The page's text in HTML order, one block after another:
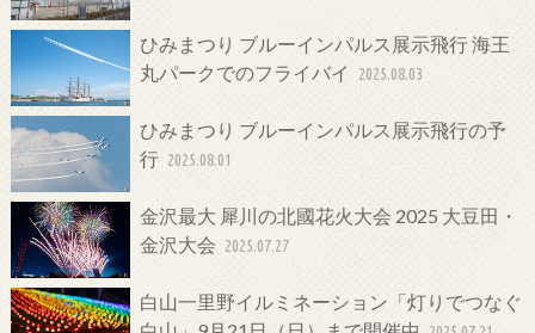
ひみまつり ブルーインパルス展示飛行 海王
丸パークでのフライバイ
2025.08.03
ひみまつり ブルーインパルス展示飛行の予
行 2025.08.01
金沢最大 犀川の北國花火大会 2025 大豆田・
金沢大会 2025.07.27
白山一里野イルミネーション「灯りでつなぐ